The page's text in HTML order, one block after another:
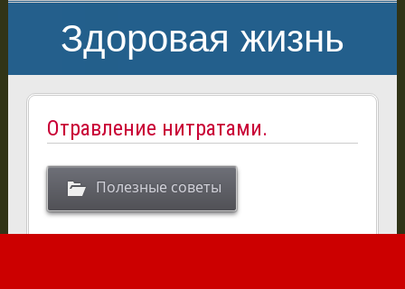
Здоровая жизнь
Отравление нитратами.
Полезные советы